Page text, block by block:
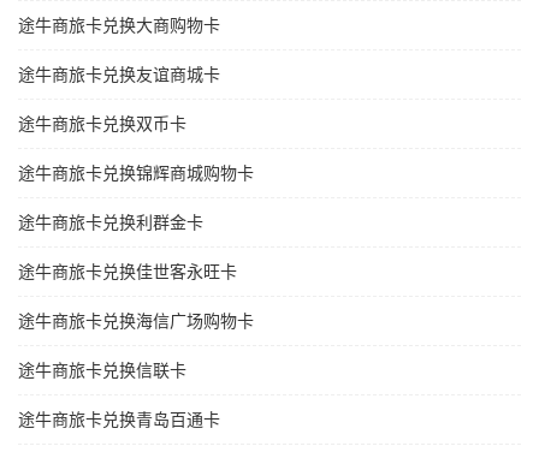
途牛商旅卡兑换大商购物卡
途牛商旅卡兑换友谊商城卡
途牛商旅卡兑换双币卡
途牛商旅卡兑换锦辉商城购物卡
途牛商旅卡兑换利群金卡
途牛商旅卡兑换佳世客永旺卡
途牛商旅卡兑换海信广场购物卡
途牛商旅卡兑换信联卡
途牛商旅卡兑换青岛百通卡